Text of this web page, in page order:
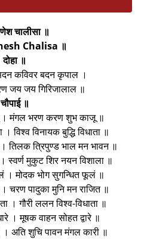
चालीसा ॥
Chalisa ॥
॥
कविवर बदन कृपाल ।
जय जय गिरिजालाल ॥
॥
मंगल भरण करण शुभ काजू ॥
विनायक बुद्धि विधाता ॥
तिलक त्रिपुण्ड भाल मन भावन ॥
स्वर्ण मुकुट शिर नयन विशाला ॥
। मोदक भोग सुगन्धित फूलं ॥
चरण पादुका मुनि मन राजित ॥
। गौरी ललन विश्व-विधाता ॥
। मूषक वाहन सोहत द्वारे ॥
अति शुचि पावन मंगल कारी ॥